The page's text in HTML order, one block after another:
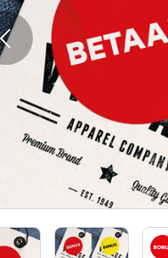
Volgende